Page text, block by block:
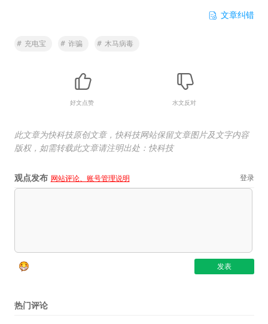
文章纠错
# 充电宝 # 诈骗 # 木马病毒
好文点赞 水文反对
此文章为快科技原创文章，快科技网站保留文章图片及文字内容
版权，如需转载此文章请注明出处：快科技
观点发布 网站评论、账号管理说明 登录
热门评论